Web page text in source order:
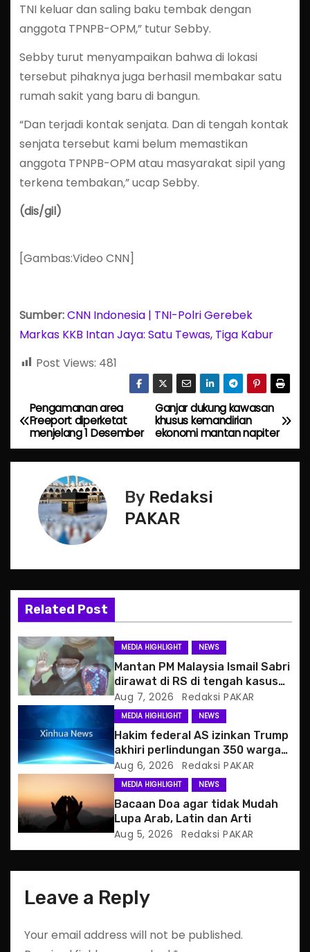
TNI keluar dan saling baku tembak dengan
anggota TPNPB-OPM,” tutur Sebby.
Sebby turut menyampaikan bahwa di lokasi
tersebut pihaknya juga berhasil membakar satu
rumah sakit yang baru di bangun.
“Dan terjadi kontak senjata. Dan di tengah kontak
senjata tersebut kami belum memastikan
anggota TPNPB-OPM atau masyarakat sipil yang
terkena tembakan,” ucap Sebby.
(dis/gil)
[Gambas:Video CNN]
Sumber:CNN Indonesia | TNI-Polri Gerebek
Markas KKB Intan Jaya: Satu Tewas, Tiga Kabur
Post Views: 481
P
o
v
i
g
a
t
i
o
n
Ganjar dukung kawasan
khusus kemandirian
ekonomi mantan napiter
Pengamanan area
Freeport diperketat
menjelang 1 Desember
By Redaksi
PAKAR
Related Post
MEDIA HIGHLIGHT NEWS
Mantan PM Malaysia Ismail Sabri
dirawat di RS di tengah kasus
hukum
Aug 7, 2026 Redaksi PAKAR
MEDIA HIGHLIGHT NEWS
Hakim federal AS izinkan Trump
akhiri perlindungan 350 warga
Haiti
Aug 6, 2026 Redaksi PAKAR
MEDIA HIGHLIGHT NEWS
Bacaan Doa agar tidak Mudah
Lupa Arab, Latin dan Arti
Aug 5, 2026 Redaksi PAKAR
Leave a Reply
Your email address will not be published.